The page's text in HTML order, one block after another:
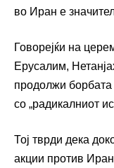
во Иран е
Говорејќи на
Ерусалим,
продолжи борбата
со „радикалниот
Тој тврди дека
акции против